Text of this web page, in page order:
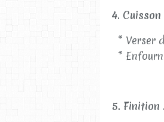
4. Cuisson
* Verser
*
5. Finition